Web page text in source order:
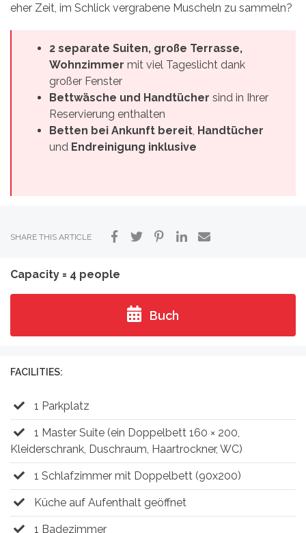
eher Zeit, im Schlick vergrabene Muscheln zu sammeln?
2 separate Suiten, große Terrasse,
Wohnzimmer mit viel Tageslicht dank
großer Fenster
Bettwäsche und Handtücher sind in Ihrer
Reservierung enthalten
Betten bei Ankunft bereit, Handtücher
und Endreinigung inklusive
SHARE THIS ARTICLE
Capacity = 4 people
Buch
FACILITIES:
1 Parkplatz
1 Master Suite (ein Doppelbett 160 × 200,
Kleiderschrank, Duschraum, Haartrockner, WC)
1 Schlafzimmer mit Doppelbett (90x200)
Küche auf Aufenthalt geöffnet
1 Badezimmer